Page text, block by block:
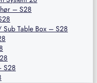
– S28
Sub Table Box – S28
S28